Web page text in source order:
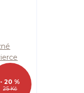
25 Kč
- 20 %